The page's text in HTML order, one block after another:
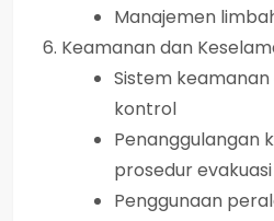
Manajemen
Keamanan dan
Sistem
kontrol
Penanggulangan
prosedur evakuasi
Penggunaan